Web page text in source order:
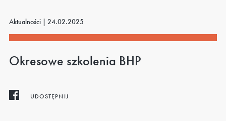
Aktualności | 24.02.2025
Okresowe szkolenia BHP
UDOSTĘPNIJ